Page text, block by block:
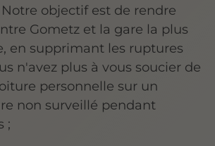
objectif est de rendre
Gometz et la gare la plus
en supprimant les ruptures
n'avez plus à vous soucier de
personnelle sur un
non surveillé pendant
;